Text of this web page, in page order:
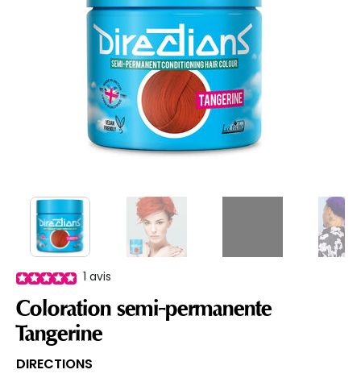
1 avis
Coloration semi-permanente
Tangerine
DIRECTIONS